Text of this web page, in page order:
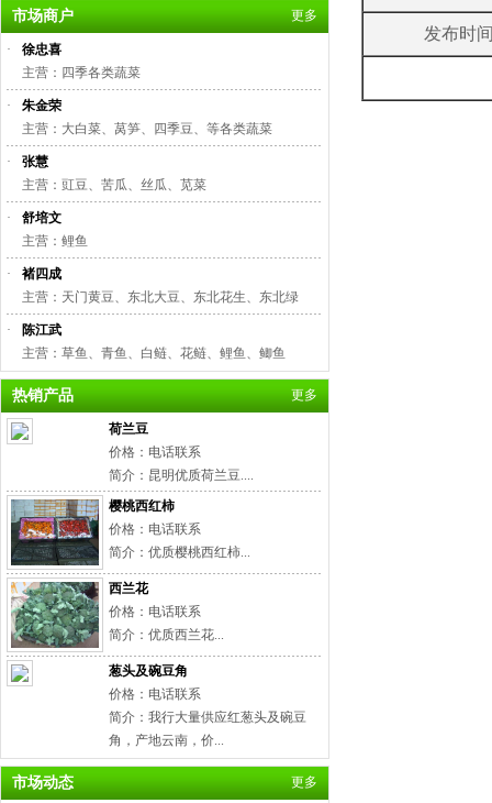
市场商户 更多
·
徐忠喜
主营：四季各类蔬菜
·
朱金荣
主营：大白菜、莴笋、四季豆、等各类蔬菜
·
张慧
主营：豇豆、苦瓜、丝瓜、苋菜
·
舒培文
主营：鲤鱼
·
褚四成
主营：天门黄豆、东北大豆、东北花生、东北绿
·
陈江武
主营：草鱼、青鱼、白鲢、花鲢、鲤鱼、鲫鱼
热销产品 更多
荷兰豆
价格：电话联系
简介：昆明优质荷兰豆....
樱桃西红柿
价格：电话联系
简介：优质樱桃西红柿...
西兰花
价格：电话联系
简介：优质西兰花...
葱头及碗豆角
价格：电话联系
简介：我行大量供应红葱头及碗豆
角，产地云南，价...
市场动态 更多
发布时